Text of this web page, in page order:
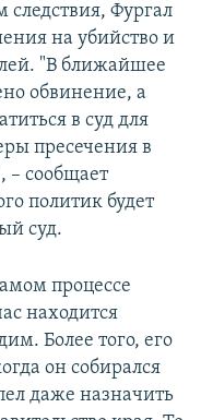
Фургал
на убийство и
"В ближайшее
обвинение, а
в суд для
пресечения в
– сообщает
политик будет
суд.
процессе
находится
Более того, его
он собирался
даже назначить